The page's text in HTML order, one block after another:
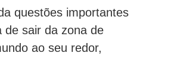
questões importantes
de sair da zona de
ao seu redor,